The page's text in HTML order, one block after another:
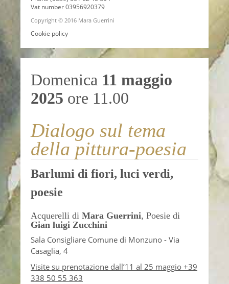
Vat number 03956920379
Copyright © 2016 Mara Guerrini
Cookie policy
Domenica 11 maggio
2025 ore 11.00
Dialogo sul tema
della pittura-poesia
Barlumi di fiori, luci verdi,
poesie
Acquerelli di Mara Guerrini, Poesie di
Gian luigi Zucchini
Sala Consigliare Comune di Monzuno - Via
Casaglia, 4
Visite su prenotazione dall’11 al 25 maggio +39
338 50 55 363